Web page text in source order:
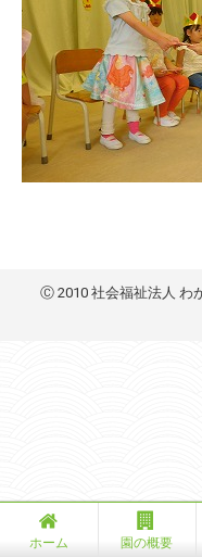
Ⓒ 2010 社会福祉法人
ホーム 園の概要